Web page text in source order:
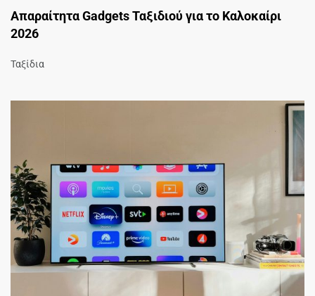
Απαραίτητα Gadgets Ταξιδιού για το Καλοκαίρι
2026
Ταξίδια